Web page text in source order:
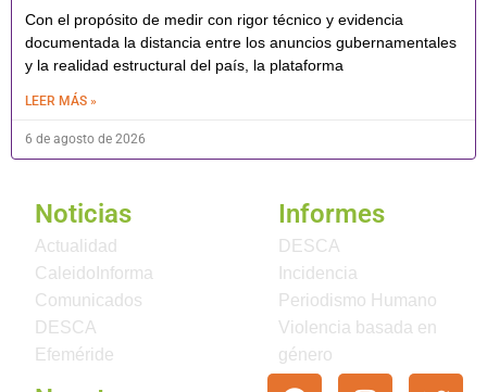
Con el propósito de medir con rigor técnico y evidencia
documentada la distancia entre los anuncios gubernamentales
y la realidad estructural del país, la plataforma
LEER MÁS »
6 de agosto de 2026
Noticias
Actualidad
CaleidoInforma
Comunicados
DESCA
Efeméride
Informes
DESCA
Incidencia
Periodismo Humano
Violencia basada en
género